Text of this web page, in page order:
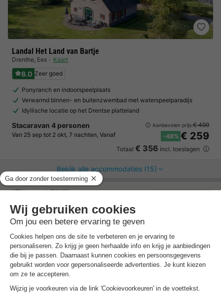
Landal Het Land van Bartje
Drenthe, Ees Kaart
8.0 Zeer goed
Ponyranch en indoorspeelplaats
Verwarmd binnen- en buitenzwembad met waterspeelparadijs
Idyllische locatie op het Drentse platteland
Stacaravan 4 personen
Van 25 sep tot 2 okt, 7 nachten, Vanaf
Aanbevolen prijs:€ 499
-48% € 259
Totaal € 356 incl. toeslagen
Bekijk alle accommodaties (15)
Boek nu een voordelige zomervakantie &
profiteer aan het zwembad!